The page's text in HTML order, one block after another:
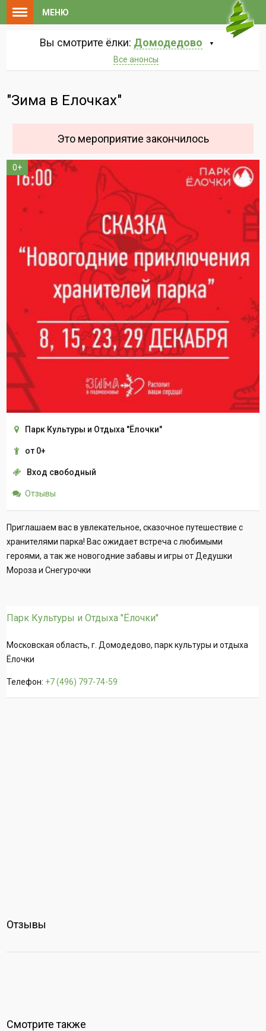
МЕНЮ
Вы смотрите ёлки: Домодедово
Все анонсы
"Зима в Елочках"
Это мероприятие закончилось
0+
Парк Культуры и Отдыха "Ёлочки"
от 0+
Вход свободный
Отзывы
Приглашаем вас в увлекательное, сказочное путешествие с
хранителями парка! Вас ожидает встреча с любимыми
героями, а так же новогодние забавы и игры от Дедушки
Мороза и Снегурочки
Парк Культуры и Отдыха "Ёлочки"
Московская область, г. Домодедово, парк культуры и отдыха
Ёлочки
Телефон: +7 (496) 797-74-59
Отзывы
Смотрите также